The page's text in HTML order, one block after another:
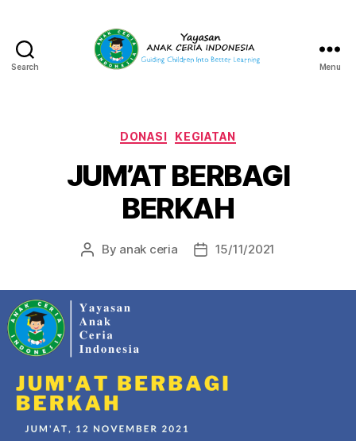
Search
Indonesia
Menu
Categories
DONASI KEGIATAN
JUM’AT BERBAGI
BERKAH
Post
By anak ceria
Post15/11/2021